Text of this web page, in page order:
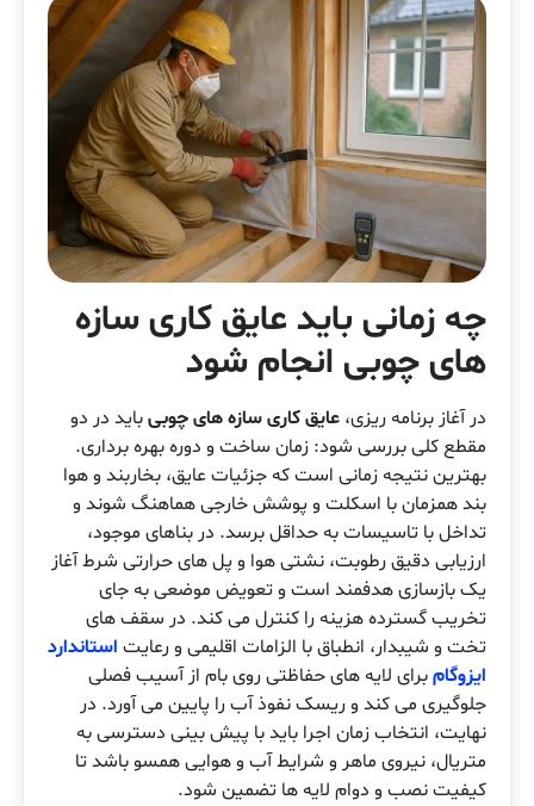
چه زمانی باید عایق کاری سازه
های چوبی انجام شود
در آغاز برنامه ریزی، عایق کاری سازه های چوبیباید در دو
مقطع کلی بررسی شود: زمان ساخت و دوره بهره برداری.
بهترین نتیجه زمانی است که جزئیات عایق، بخاربند و هوا
بند همزمان با اسکلت و پوشش خارجی هماهنگ شوند و
تداخل با تاسیسات به حداقل برسد. در بناهای موجود،
ارزیابی دقیق رطوبت، نشتی هوا و پل های حرارتی شرط آغاز
یک بازسازی هدفمند است و تعویض موضعی به جای
تخریب گسترده هزینه را کنترل می کند. در سقف های
تخت و شیبدار، انطباق با الزامات اقلیمی و رعایت استاندارد
ایزوگامبرای لایه های حفاظتی روی بام از آسیب فصلی
جلوگیری می کند و ریسک نفوذ آب را پایین می آورد. در
نهایت، انتخاب زمان اجرا باید با پیش بینی دسترسی به
متریال، نیروی ماهر و شرایط آب و هوایی همسو باشد تا
کیفیت نصب و دوام لایه ها تضمین شود.